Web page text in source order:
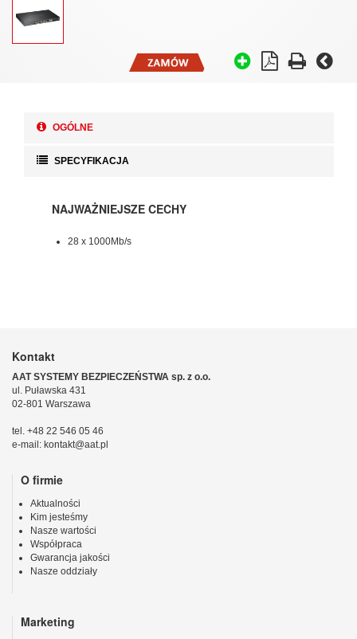
OGÓLNE
SPECYFIKACJA
NAJWAŻNIEJSZE CECHY
28 x 1000Mb/s
Kontakt
AAT SYSTEMY BEZPIECZEŃSTWA sp. z o.o.
ul. Puławska 431
02-801 Warszawa
tel. +48 22 546 05 46
e-mail: kontakt@aat.pl
O firmie
Aktualności
Kim jesteśmy
Nasze wartości
Współpraca
Gwarancja jakości
Nasze oddziały
Marketing